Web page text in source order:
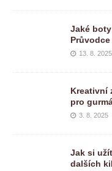
Jaké
13. 8. 2025
Kreativní
pro
3. 8. 2025
Jak si
dalších